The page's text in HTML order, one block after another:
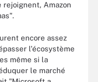
Amazon
encore assez
l'écosystème
même si la
le marché